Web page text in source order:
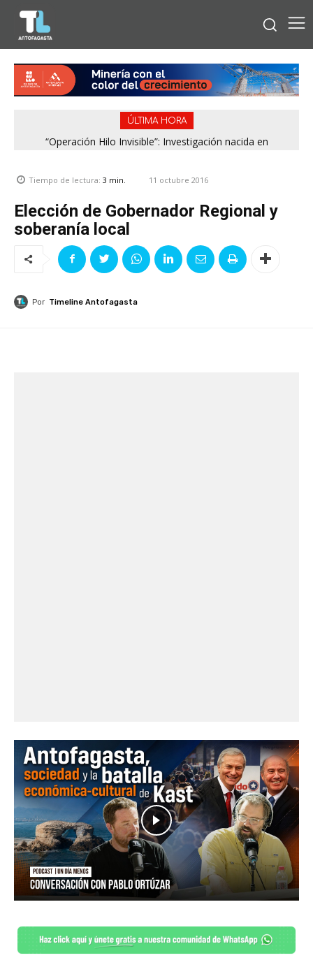
ÚLTIMA HORA
“Operación Hilo Invisible”: Investigación nacida en
Tiempo de lectura: 3 min. 11 octubre 2016
Elección de Gobernador Regional y
soberanía local
Por Timeline Antofagasta